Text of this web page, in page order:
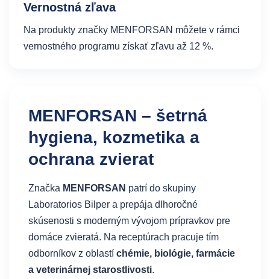
Vernostná zľava
Na produkty značky MENFORSAN môžete v rámci
vernostného programu získať zľavu až 12 %.
MENFORSAN – šetrná
hygiena, kozmetika a
ochrana zvierat
Značka MENFORSAN patrí do skupiny
Laboratorios Bilper a prepája dlhoročné
skúsenosti s moderným vývojom prípravkov pre
domáce zvieratá. Na receptúrach pracuje tím
odborníkov z oblastí chémie, biológie, farmácie
a veterinárnej starostlivosti.